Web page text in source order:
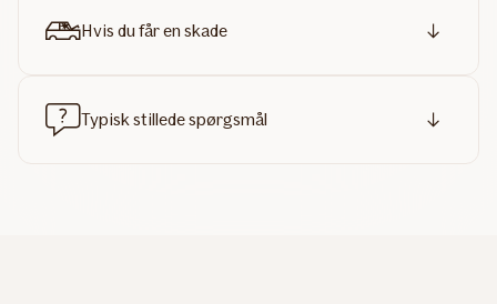
Hvis du får en skade
Typisk stillede spørgsmål